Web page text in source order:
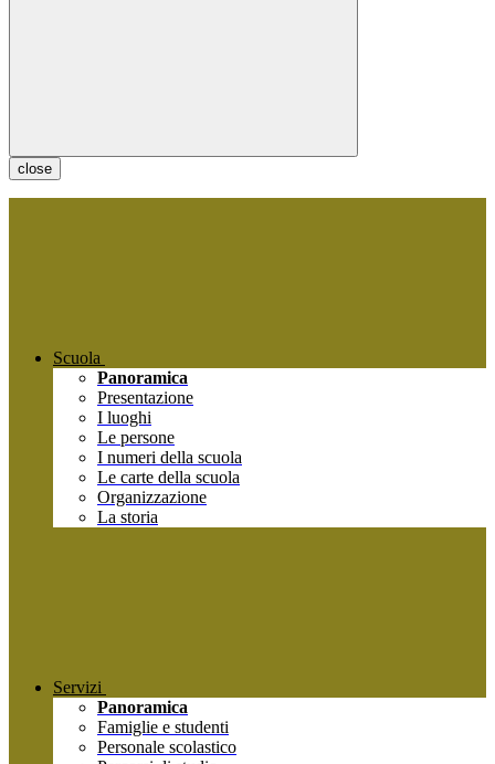
close
Scuola
Panoramica
Presentazione
I luoghi
Le persone
I numeri della scuola
Le carte della scuola
Organizzazione
La storia
Servizi
Panoramica
Famiglie e studenti
Personale scolastico